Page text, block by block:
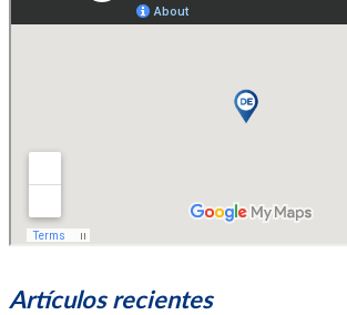
Artículos recientes